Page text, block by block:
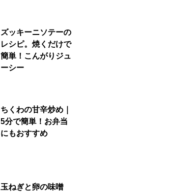
ズッキーニソテーの
レシピ。焼くだけで
簡単！こんがりジュ
ーシー
ちくわの甘辛炒め｜
5分で簡単！お弁当
にもおすすめ
玉ねぎと卵の味噌